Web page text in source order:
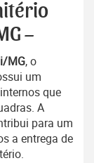
–
MG, o
um
que
A
para um
a entrega de